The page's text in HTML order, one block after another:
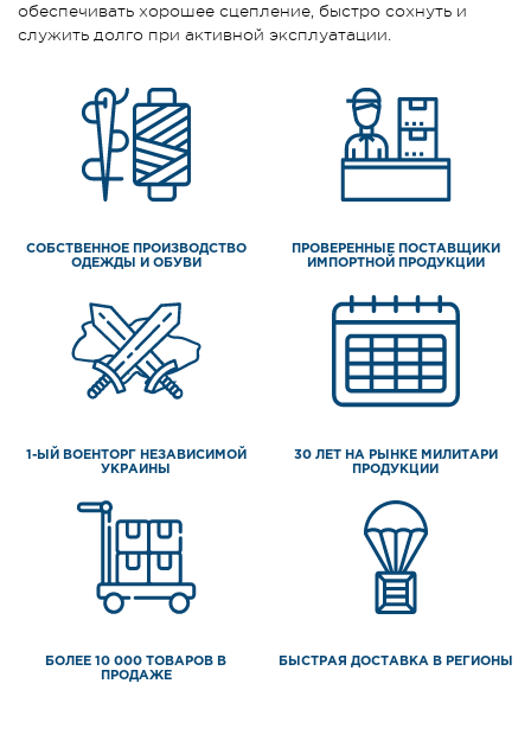
обеспечивать хорошее сцепление, быстро сохнуть и
служить долго при активной эксплуатации.
СОБСТВЕННОЕ ПРОИЗВОДСТВО
ОДЕЖДЫ И ОБУВИ
ПРОВЕРЕННЫЕ ПОСТАВЩИКИ
ИМПОРТНОЙ ПРОДУКЦИИ
1-ЫЙ ВОЕНТОРГ НЕЗАВИСИМОЙ
УКРАИНЫ
30 ЛЕТ НА РЫНКЕ МИЛИТАРИ
ПРОДУКЦИИ
БОЛЕЕ 10 000 ТОВАРОВ В
ПРОДАЖЕ
БЫСТРАЯ ДОСТАВКА В РЕГИОНЫ